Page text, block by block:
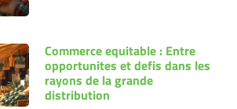
Commerce equitable : Entre
opportunites et defis dans les
rayons de la grande
distribution